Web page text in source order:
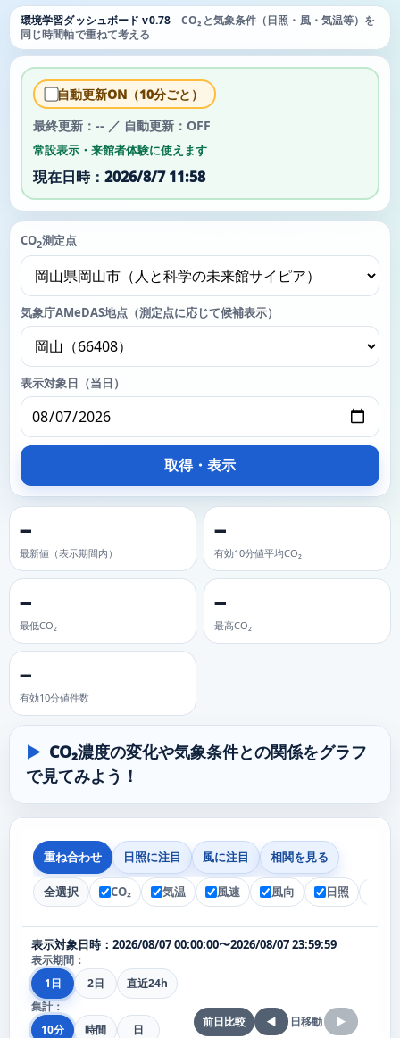
環境学習ダッシュボード v0.78CO₂と気象条件（日照・風・気温等）を
同じ時間軸で重ねて考える
自動更新ON（10分ごと）
最終更新：-- ／ 自動更新：OFF
常設表示・来館者体験に使えます
現在日時：2026/8/7 11:58
CO2測定点
気象庁AMeDAS地点（測定点に応じて候補表示）
表示対象日（当日）
取得・表示
--
最新値（表示期間内）
--
有効10分値平均CO₂
--
最低CO₂
--
最高CO₂
--
有効10分値件数
CO₂濃度の変化や気象条件との関係をグラフ
で見てみよう！
重ね合わせ 日照に注目 風に注目 相関を見る
全選択 CO₂ 気温 風速 風向 日照
表示対象日時：2026/08/07 00:00:00〜2026/08/07 23:59:59
表示期間：
1日
2日
直近24h
集計：
10分
時間 日
前日比較 ◀ 日移動 ▶